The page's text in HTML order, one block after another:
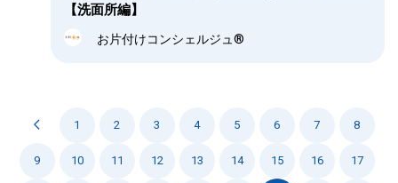
【洗面所編】
お片付けコンシェルジュ®
1 2 3 4 5 6 7 8
9 10 11 12 13 14 15 16 17